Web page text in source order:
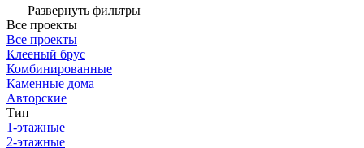
Развернуть фильтры
Все проекты
Все проекты
Клееный брус
Комбинированные
Каменные дома
Авторские
Тип
1-этажные
2-этажные